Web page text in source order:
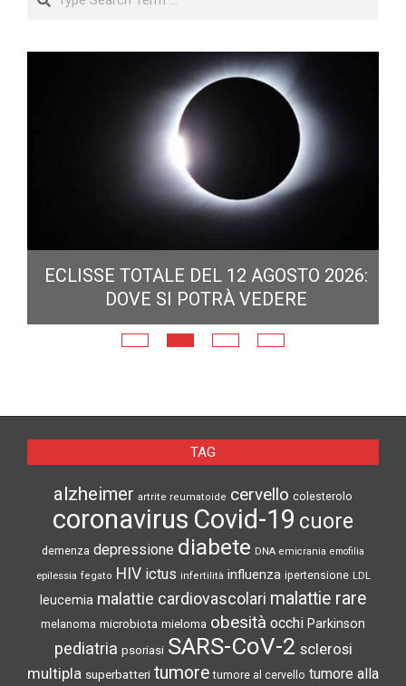
ECLISSE TOTALE DEL 12 AGOSTO 2026:
DOVE SI POTRÀ VEDERE
TAG
alzheimer artrite reumatoide cervello colesterolo
coronavirus Covid-19 cuore
demenza depressione diabete DNA emicrania emofilia
epilessia fegato HIV ictus infertilità influenza ipertensione LDL
leucemia malattie cardiovascolari malattie rare
melanoma microbiota mieloma obesità occhi Parkinson
pediatria psoriasi SARS-CoV-2 sclerosi
multipla superbatteri tumore tumore al cervello tumore alla